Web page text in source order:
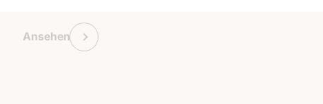
AnsehenVorherige